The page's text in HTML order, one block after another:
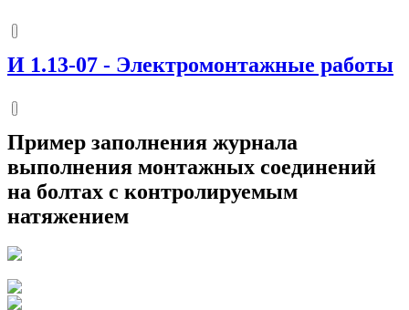
И 1.13-07 - Электромонтажные работы
Пример заполнения журнала
выполнения монтажных соединений
на болтах с контролируемым
натяжением